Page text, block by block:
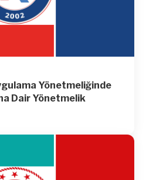
Yönetmeliğinde
Dair Yönetmelik